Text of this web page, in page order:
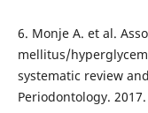
6. Monje A. et al.
mellitus/
systematic review
Periodontology. 2017.